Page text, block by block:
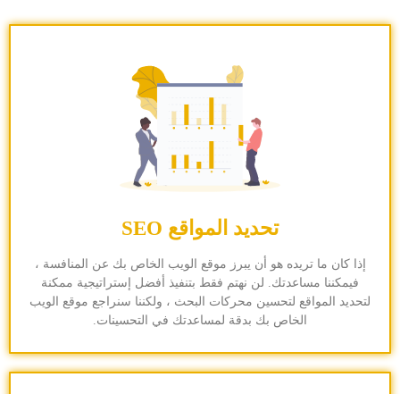
تحديد المواقع SEO
إذا كان ما تريده هو أن يبرز موقع الويب الخاص بك عن المنافسة ،
فيمكننا مساعدتك. لن نهتم فقط بتنفيذ أفضل إستراتيجية ممكنة
لتحديد المواقع لتحسين محركات البحث ، ولكننا سنراجع موقع الويب
الخاص بك بدقة لمساعدتك في التحسينات.